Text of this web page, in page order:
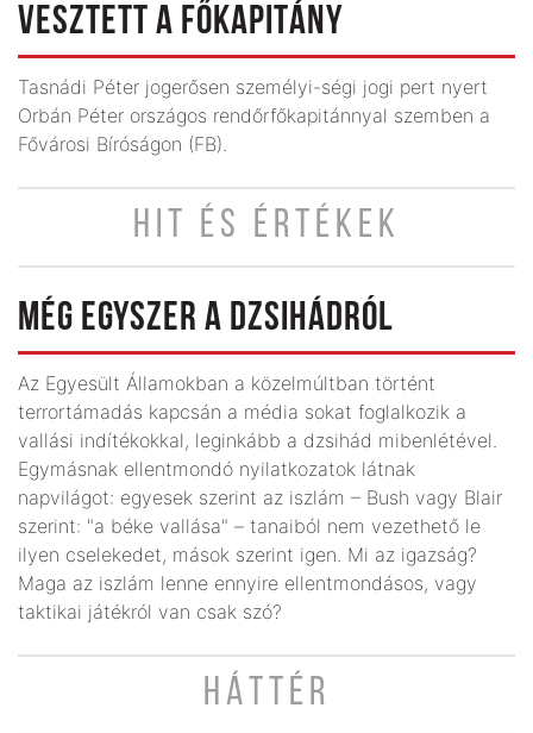
VESZTETT A FŐKAPITÁNY
Tasnádi Péter jogerősen személyi-ségi jogi pert nyert
Orbán Péter országos rendőrfőkapitánnyal szemben a
Fővárosi Bíróságon (FB).
HIT ÉS ÉRTÉKEK
MÉG EGYSZER A DZSIHÁDRÓL
Az Egyesült Államokban a közelmúltban történt
terrortámadás kapcsán a média sokat foglalkozik a
vallási indítékokkal, leginkább a dzsihád mibenlétével.
Egymásnak ellentmondó nyilatkozatok látnak
napvilágot: egyesek szerint az iszlám – Bush vagy Blair
szerint: "a béke vallása" – tanaiból nem vezethető le
ilyen cselekedet, mások szerint igen. Mi az igazság?
Maga az iszlám lenne ennyire ellentmondásos, vagy
taktikai játékról van csak szó?
HÁTTÉR